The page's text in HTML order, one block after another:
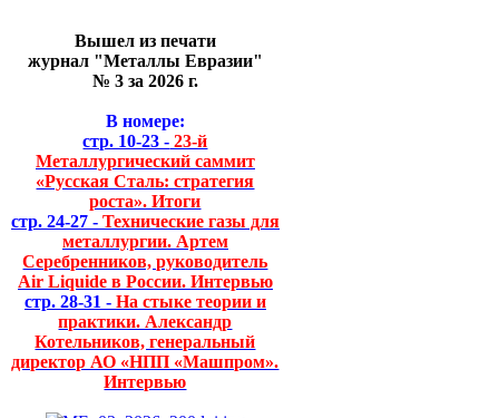
Вышел из печати
журнал "Металлы Евразии"
№ 3 за 2026 г.
В номере:
стр. 10-23 - 23-й
Металлургический саммит
«Русская Сталь: стратегия
роста». Итоги
стр. 24-27 - Технические газы для
металлургии. Артем
Серебренников, руководитель
Air Liquide в России. Интервью
стр. 28-31 - На стыке теории и
практики. Александр
Котельников, генеральный
директор АО «НПП «Машпром».
Интервью